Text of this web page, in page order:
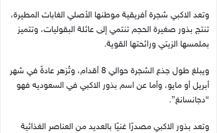
وتعد الاكبي شجرة أفريقية موطنها الأصلي الغابات المطيرة،
تنتج بذور صغيرة الحجم تنتمي إلى عائلة البقوليات، وتتميز
بملمسها الزيتي ورائحتها القوية.
ويبلغ طول جذع الشجرة حوالي 8 أقدام، وتُزهر عادةً في شهر
أبريل أو مايو، وأما عن اسم بذور الاكبي في السعوديه فهو
“دجانسانغ”.
وتعد بذور الاكبي مصدرًا غنيًا بالعديد من العناصر الغذائية